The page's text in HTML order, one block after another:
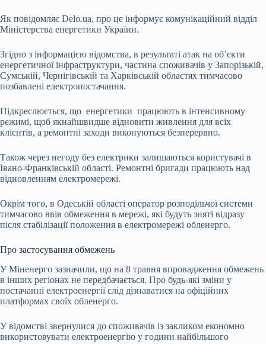
Як повідомляє Delo.ua, про це інформує комунікаційний відділ
Міністерства енергетики України.
Згідно з інформацією відомства, в результаті атак на об’єкти
енергетичної інфраструктури, частина споживачів у Запорізькій,
Сумській, Чернігівській та Харківській областях тимчасово
позбавлені електропостачання.
Підкреслюється, що енергетики працюють в інтенсивному
режимі, щоб якнайшвидше відновити живлення для всіх
клієнтів, а ремонтні заходи виконуються безперервно.
Також через негоду без електрики залишаються користувачі в
Івано-Франківській області. Ремонтні бригади працюють над
відновленням електромережі.
Окрім того, в Одеській області оператор розподільчої системи
тимчасово ввів обмеження в мережі, які будуть зняті відразу
після стабілізації положення в електромережі обленерго.
Про застосування обмежень
У Міненерго зазначили, що на 8 травня впровадження обмежень
в інших регіонах не передбачається. Про будь-які зміни у
постачанні електроенергії слід дізнаватися на офіційних
платформах своїх обленерго.
У відомстві звернулися до споживачів із закликом економно
використовувати електроенергію у години найбільшого